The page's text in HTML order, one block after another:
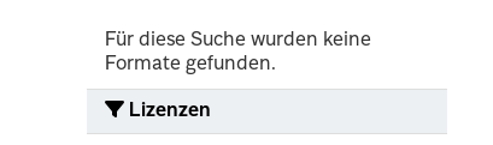
Für diese Suche wurden keine
Formate gefunden.
Lizenzen